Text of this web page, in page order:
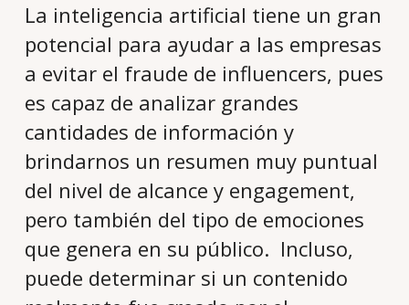
La inteligencia artificial tiene un gran
potencial para ayudar a las empresas
a evitar el fraude de influencers, pues
es capaz de analizar grandes
cantidades de información y
brindarnos un resumen muy puntual
del nivel de alcance y engagement,
pero también del tipo de emociones
que genera en su público. Incluso,
puede determinar si un contenido